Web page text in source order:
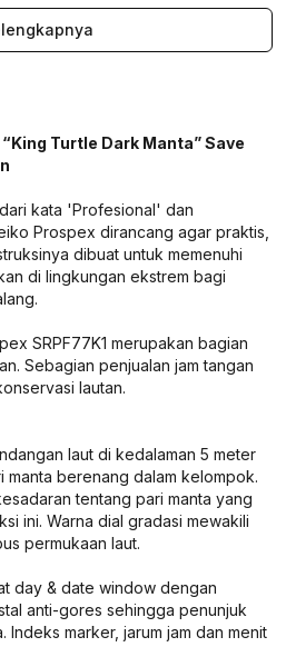
Turtle Dark Manta” Save
kata 'Profesional' dan
Prospex dirancang agar praktis,
dibuat untuk memenuhi
di lingkungan ekstrem bagi
SRPF77K1 merupakan bagian
Sebagian penjualan jam tangan
lautan.
laut di kedalaman 5 meter
manta berenang dalam kelompok.
tentang pari manta yang
ini. Warna dial gradasi mewakili
permukaan laut.
day & date window dengan
anti-gores sehingga penunjuk
Indeks marker, jarum jam dan menit